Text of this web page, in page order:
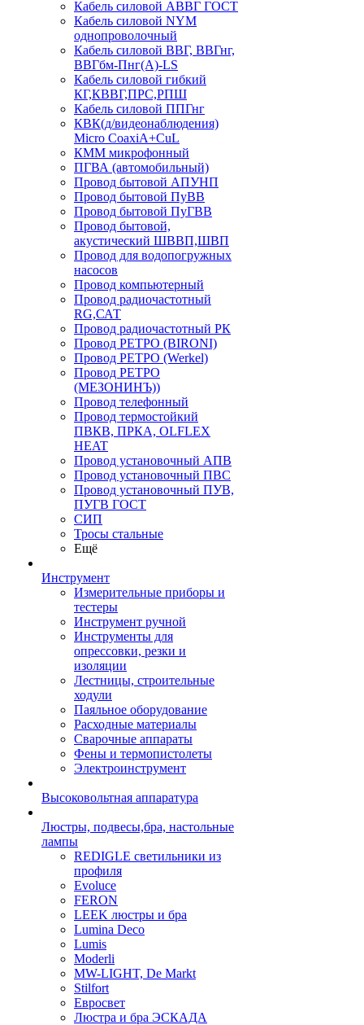
Кабель силовой АВВГ ГОСТ
Кабель силовой NYM
однопроволочный
Кабель силовой ВВГ, ВВГнг,
ВВГбм-Пнг(А)-LS
Кабель силовой гибкий
КГ,КВВГ,ПРС,РПШ
Кабель силовой ППГнг
КВК(д/видеонаблюдения)
Micro CoaxiA+CuL
КММ микрофонный
ПГВА (автомобильный)
Провод бытовой АПУНП
Провод бытовой ПуВВ
Провод бытовой ПуГВВ
Провод бытовой,
акустический ШВВП,ШВП
Провод для водопогружных
насосов
Провод компьютерный
Провод радиочастотный
RG,САТ
Провод радиочастотный РК
Провод РЕТРО (BIRONI)
Провод РЕТРО (Werkel)
Провод РЕТРО
(МЕЗОНИНЪ))
Провод телефонный
Провод термостойкий
ПВКВ, ПРКА, OLFLEX
HEAT
Провод установочный АПВ
Провод установочный ПВС
Провод установочный ПУВ,
ПУГВ ГОСТ
СИП
Тросы стальные
Ещё
Инструмент
Измерительные приборы и
тестеры
Инструмент ручной
Инструменты для
опрессовки, резки и
изоляции
Лестницы, строительные
ходули
Паяльное оборудование
Расходные материалы
Сварочные аппараты
Фены и термопистолеты
Электроинструмент
Высоковольтная аппаратура
Люстры, подвесы,бра, настольные
лампы
REDIGLE светильники из
профиля
Evoluce
FERON
LEEK люстры и бра
Lumina Deco
Lumis
Moderli
MW-LIGHT, De Markt
Stilfort
Евросвет
Люстра и бра ЭСКАДА